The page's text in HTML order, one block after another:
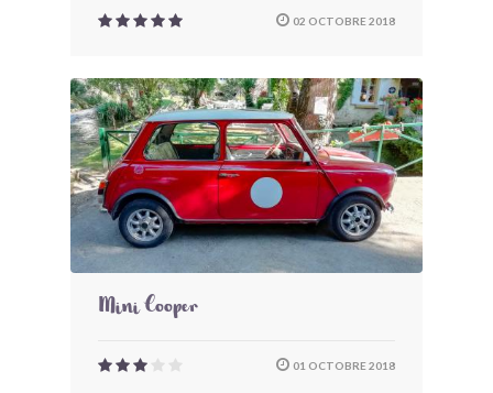
02 OCTOBRE 2018
Mini Cooper
01 OCTOBRE 2018